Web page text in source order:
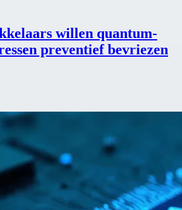
willen quantum-
preventief bevriezen